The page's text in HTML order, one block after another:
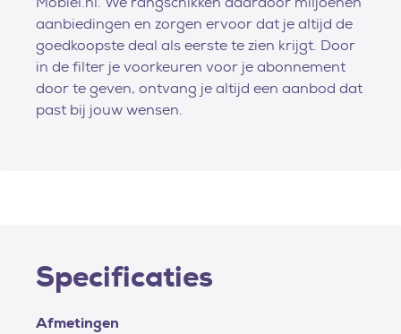
aanbiedingen en zorgen ervoor dat je altijd de
goedkoopste deal als eerste te zien krijgt. Door
in de filter je voorkeuren voor je abonnement
door te geven, ontvang je altijd een aanbod dat
past bij jouw wensen.
Specificaties
Afmetingen